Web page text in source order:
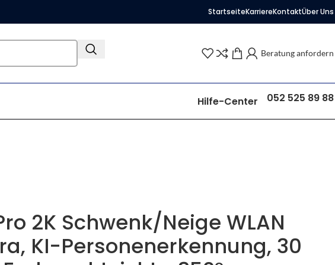
StartseiteKarriereKontaktÜber Uns
Beratung anfordern
Hilfe-Center 052 525 89 88
2K Schwenk/Neige WLAN
KI-Personenerkennung, 30